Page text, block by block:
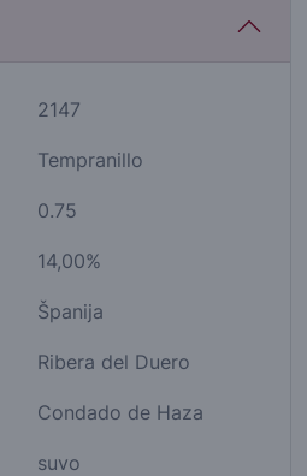
2147
Tempranillo
0.75
14,00%
Španija
Ribera del Duero
Condado de Haza
suvo